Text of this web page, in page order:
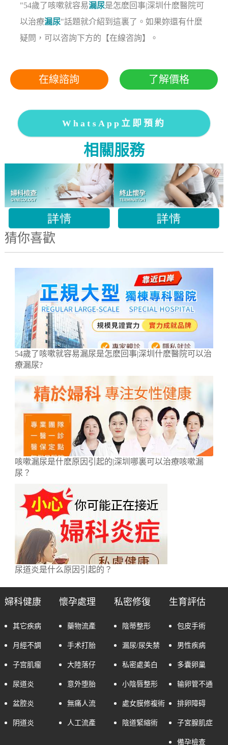
"54歲了咳嗽就容易漏尿是怎麽回事|深圳什麽醫院可
以治療漏尿"話題就介紹到這裏了。如果妳還有什麼
疑問，可以咨詢下方的【在線咨詢】。
在線諮詢 了解價格
WhatsApp立即預約
相關服務
猜你喜歡
54歲了咳嗽就容易漏尿是怎麽回事|深圳什麽醫院可以治
療漏尿?
咳嗽漏尿是什麽原因引起的|深圳哪裏可以治療咳嗽漏
尿？
尿道炎是什么原因引起的？
婦科健康
其它疾病
月經不調
子宫肌瘤
尿道炎
盆腔炎
阴道炎
懷孕處理
藥物流產
手术打胎
大陸落仔
意外堕胎
無痛人流
人工流產
私密修復
陰蒂整形
漏尿/尿失禁
私密處美白
小陰唇整形
處女膜修複術
陰道緊縮術
生育評估
包皮手術
男性疾病
多囊卵巢
输卵管不通
排卵障碍
子宮腺肌症
備孕檢查